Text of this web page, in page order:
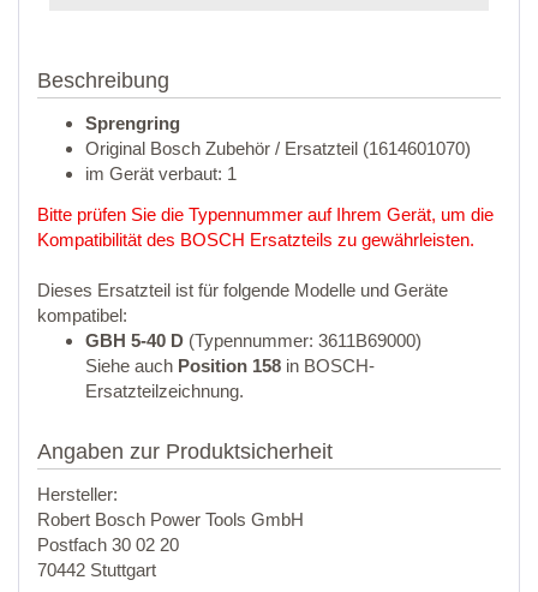
Beschreibung
Sprengring
Original Bosch Zubehör / Ersatzteil (1614601070)
im Gerät verbaut: 1
Bitte prüfen Sie die Typennummer auf Ihrem Gerät, um die
Kompatibilität des BOSCH Ersatzteils zu gewährleisten.
Dieses Ersatzteil ist für folgende Modelle und Geräte
kompatibel:
GBH 5-40 D (Typennummer: 3611B69000)
Siehe auch Position 158 in BOSCH-
Ersatzteilzeichnung.
Angaben zur Produktsicherheit
Hersteller:
Robert Bosch Power Tools GmbH
Postfach 30 02 20
70442 Stuttgart